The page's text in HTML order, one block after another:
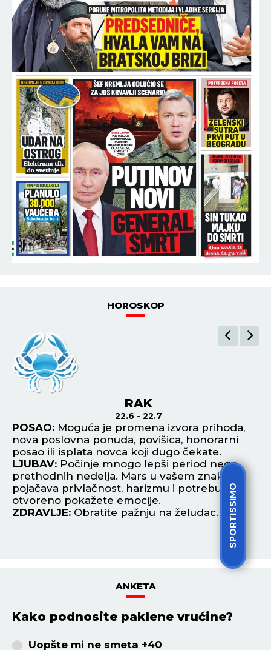
SPORTISSIMO
HOROSKOP
RAK
22.6 - 22.7
POSAO: Moguća je promena izvora prihoda,
nova poslovna ponuda, povišica, honorarni
posao ili isplata novca koji dugo čekate.
LJUBAV: Počinje mnogo lepši period nego
prethodnih nedelja. Mars u vašem znaku
pojačava privlačnost, harizmu i potrebu da
otvoreno pokažete emocije.
ZDRAVLJE: Obratite pažnju na želudac.
ANKETA
Kako podnosite paklene vrućine?
Uopšte mi ne smeta +40